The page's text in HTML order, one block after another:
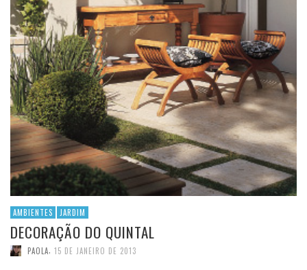
AMBIENTES JARDIM
DECORAÇÃO DO QUINTAL
PAOLA, 15 DE JANEIRO DE 2013